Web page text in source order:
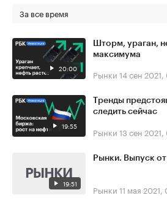
За все время
20:00
Шторм, ураган,
максимума
Рынки 14 сен
19:55
Тренды
следить сейчас
Рынки 13 сен
19:51
Рынки. Выпуск от
Рынки 11 мая